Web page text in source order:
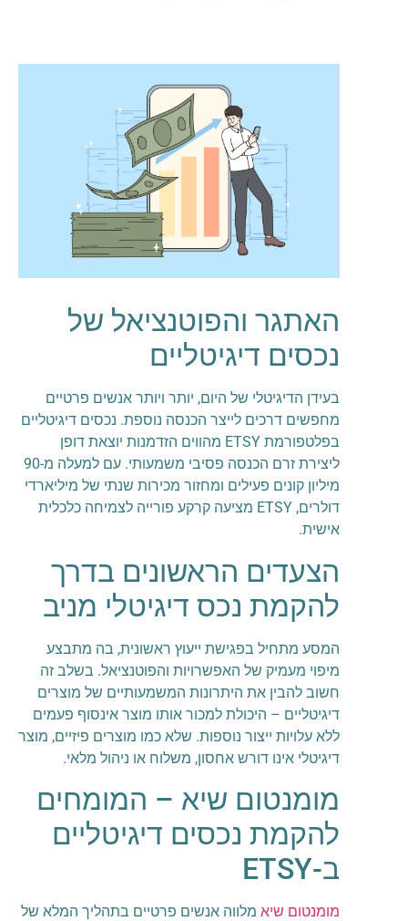
האתגר והפוטנציאל של
נכסים דיגיטליים
בעידן הדיגיטלי של היום, יותר ויותר אנשים פרטיים
מחפשים דרכים לייצר הכנסה נוספת. נכסים דיגיטליים
בפלטפורמת ETSY מהווים הזדמנות יוצאת דופן
ליצירת זרם הכנסה פסיבי משמעותי. עם למעלה מ-90
מיליון קונים פעילים ומחזור מכירות שנתי של מיליארדי
דולרים, ETSY מציעה קרקע פורייה לצמיחה כלכלית
אישית.
הצעדים הראשונים בדרך
להקמת נכס דיגיטלי מניב
המסע מתחיל בפגישת ייעוץ ראשונית, בה מתבצע
מיפוי מעמיק של האפשרויות והפוטנציאל. בשלב זה
חשוב להבין את היתרונות המשמעותיים של מוצרים
דיגיטליים – היכולת למכור אותו מוצר אינסוף פעמים
ללא עלויות ייצור נוספות. שלא כמו מוצרים פיזיים, מוצר
דיגיטלי אינו דורש אחסון, משלוח או ניהול מלאי.
מומנטום שיא – המומחים
להקמת נכסים דיגיטליים
ב-ETSY
מומנטום שיא מלווה אנשים פרטיים בתהליך המלא של